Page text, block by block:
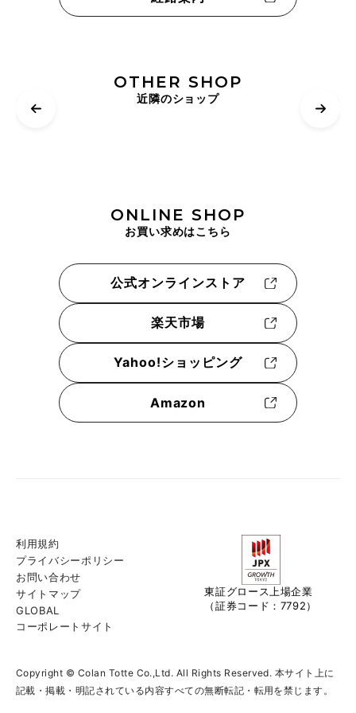
OTHER SHOP
近隣のショップ
ONLINE SHOP
お買い求めはこちら
公式オンラインストア
楽天市場
Yahoo!ショッピング
Amazon
利用規約
プライバシーポリシー
お問い合わせ
サイトマップ
GLOBAL
コーポレートサイト
東証グロース上場企業
（証券コード：7792）
Copyright © Colan Totte Co.,Ltd. All Rights Reserved. 本サイト上に
記載・掲載・明記されている内容すべての無断転記・転用を禁じます。